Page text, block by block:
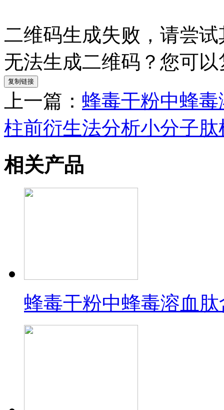
二维码生成失败，请尝
无法生成二维码？您可
复制链接
上一篇： 蜂毒干粉中蜂
柱前衍生法分析小分子
相关产品
蜂毒干粉中蜂毒溶血